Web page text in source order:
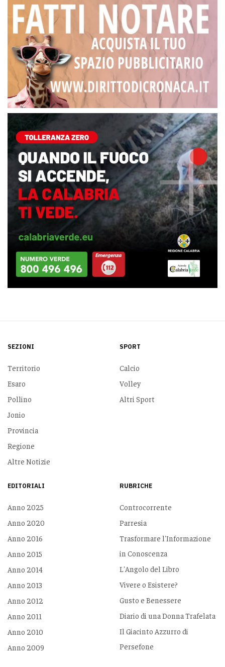
SEZIONI
Territorio
Esaro
Pollino
Jonio
Provincia
Regione
Altre Notizie
SPORT
Calcio
Volley
Altri Sport
EDITORIALI
Anno 2025
Anno 2020
Anno 2016
Anno 2015
Anno 2014
Anno 2013
Anno 2012
Anno 2011
Anno 2010
Anno 2009
RUBRICHE
Controcorrente
Parresia
Trasformare l'Informazione
in Conoscenza
L'Angolo del Libro
Vivere o Esistere?
Gusto e Benessere
Diario di una Donna Trafelata
Il Giacinto Azzurro di
Persefone